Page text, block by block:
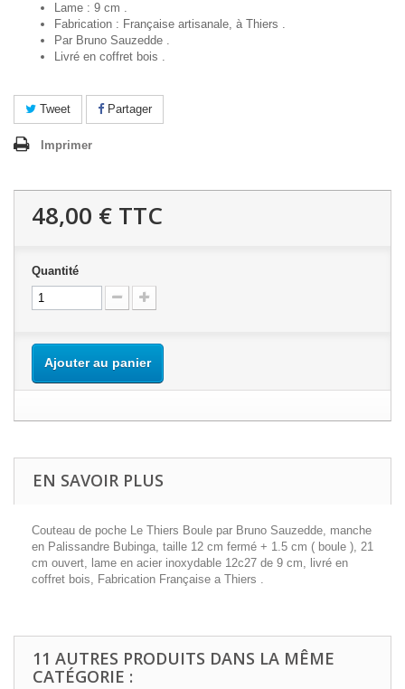
Lame : 9 cm .
Fabrication : Française artisanale, à Thiers .
Par Bruno Sauzedde .
Livré en coffret bois .
Tweet Partager
Imprimer
48,00 € TTC
Quantité
Ajouter au panier
EN SAVOIR PLUS
Couteau de poche Le Thiers Boule par Bruno Sauzedde, manche
en Palissandre Bubinga, taille 12 cm fermé + 1.5 cm ( boule ), 21
cm ouvert, lame en acier inoxydable 12c27 de 9 cm, livré en
coffret bois, Fabrication Française a Thiers .
11 AUTRES PRODUITS DANS LA MÊME
CATÉGORIE :